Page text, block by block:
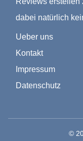
dabei natürlich
Ueber uns
Kontakt
Impressum
Datenschutz
©